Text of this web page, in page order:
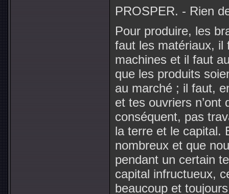
PROSPER. - Rien
Pour produire, les
faut les matériaux, il
machines et il faut
que les produits
au marché ; il faut,
et tes ouvriers
conséquent, pas
la terre et le capital.
nombreux et que
pendant un certain
capital infructueux,
beaucoup et